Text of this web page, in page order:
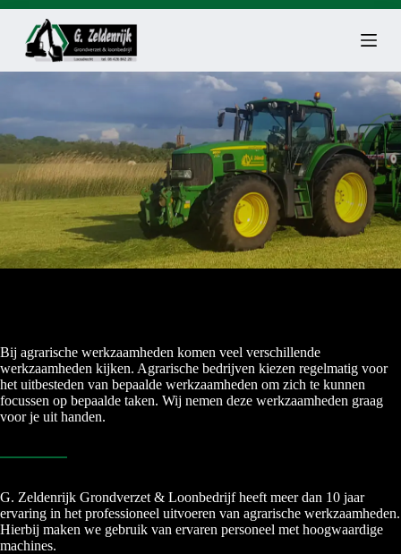
i
n
h
o
Bij agrarische werkzaamheden komen veel verschillende
werkzaamheden kijken. Agrarische bedrijven kiezen regelmatig voor
het uitbesteden van bepaalde werkzaamheden om zich te kunnen
focussen op bepaalde taken. Wij nemen deze werkzaamheden graag
voor je uit handen.
G. Zeldenrijk Grondverzet & Loonbedrijf heeft meer dan 10 jaar
ervaring in het professioneel uitvoeren van agrarische werkzaamheden.
Hierbij maken we gebruik van ervaren personeel met hoogwaardige
machines.